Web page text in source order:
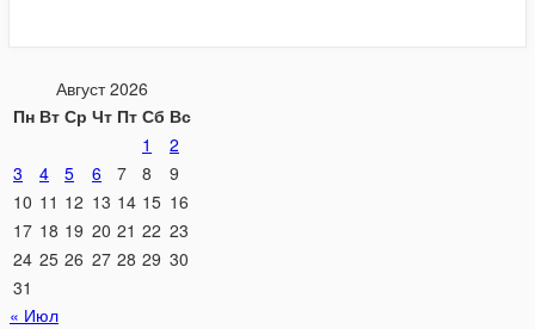
Август 2026
Пн Вт Ср Чт Пт Сб Вс
1
2
3
4 5 6 7 8
9
10 11 12 13 14 15 16
17 18 19 20 21 22 23
24 25 26 27 28 29 30
31
« Июл